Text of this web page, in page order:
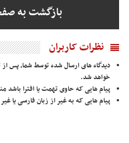
بازگشت به
نظرات کاربران
دیدگاه های ارسال شده توسط شما، پس
خواهد شد.
پیام هایی که حاوی تهمت یا افترا باشد
پیام هایی که به غیر از زبان فارسی یا